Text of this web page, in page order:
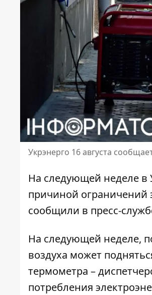
Укрэнерго 16 августа
На следующей неделе в
причиной ограничений
сообщили в пресс-
На следующей неделе,
воздуха может
термометра –
потребления